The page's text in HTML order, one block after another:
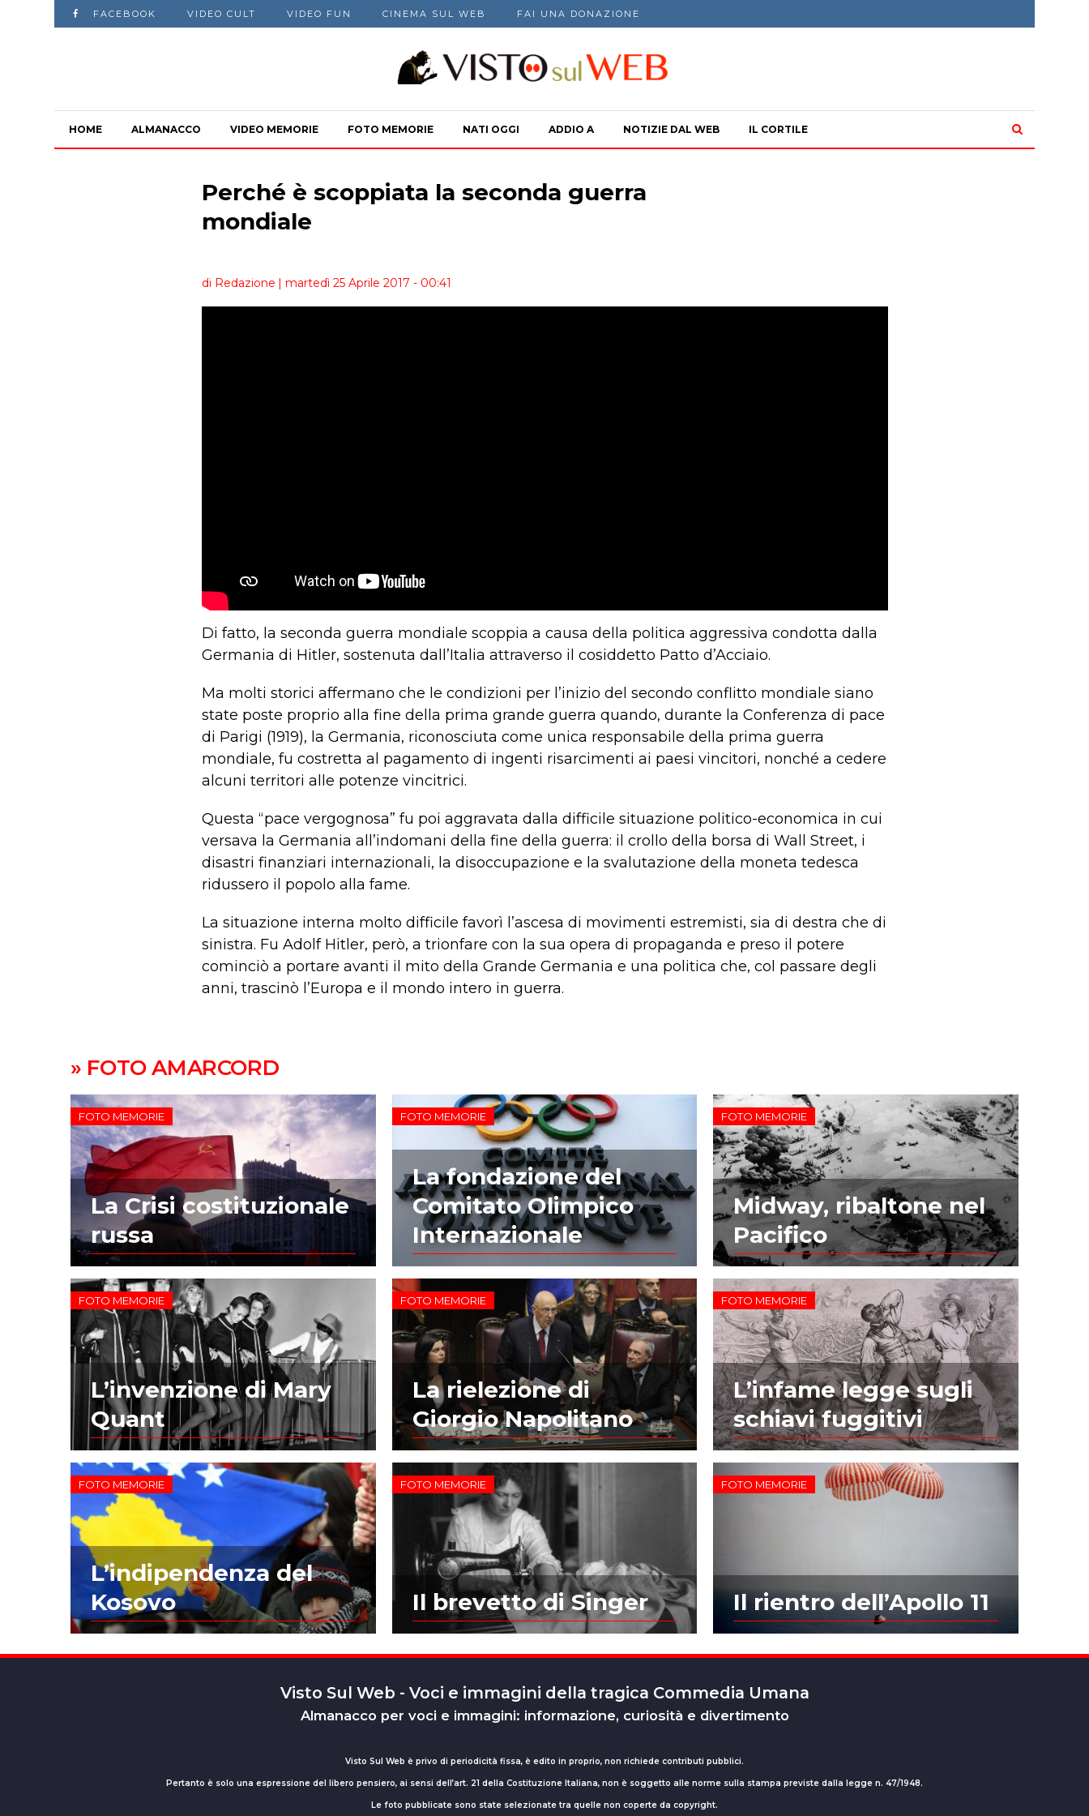
FACEBOOK VIDEO CULT VIDEO FUN CINEMA SUL WEB FAI UNA DONAZIONE
HOME ALMANACCO VIDEO MEMORIE FOTO MEMORIE NATI OGGI ADDIO A NOTIZIE DAL WEB IL CORTILE
Perché è scoppiata la seconda guerra
mondiale
di Redazione | martedì 25 Aprile 2017 - 00:41
Di fatto, la seconda guerra mondiale scoppia a causa della politica aggressiva condotta dalla
Germania di Hitler, sostenuta dall’Italia attraverso il cosiddetto Patto d’Acciaio.
Ma molti storici affermano che le condizioni per l’inizio del secondo conflitto mondiale siano
state poste proprio alla fine della prima grande guerra quando, durante la Conferenza di pace
di Parigi (1919), la Germania, riconosciuta come unica responsabile della prima guerra
mondiale, fu costretta al pagamento di ingenti risarcimenti ai paesi vincitori, nonché a cedere
alcuni territori alle potenze vincitrici.
Questa “pace vergognosa” fu poi aggravata dalla difficile situazione politico-economica in cui
versava la Germania all’indomani della fine della guerra: il crollo della borsa di Wall Street, i
disastri finanziari internazionali, la disoccupazione e la svalutazione della moneta tedesca
ridussero il popolo alla fame.
La situazione interna molto difficile favorì l’ascesa di movimenti estremisti, sia di destra che di
sinistra. Fu Adolf Hitler, però, a trionfare con la sua opera di propaganda e preso il potere
cominciò a portare avanti il mito della Grande Germania e una politica che, col passare degli
anni, trascinò l’Europa e il mondo intero in guerra.
» FOTO AMARCORD
FOTO MEMORIE
La Crisi costituzionale
russa
FOTO MEMORIE
La fondazione del
Comitato Olimpico
Internazionale
FOTO MEMORIE
Midway, ribaltone nel
Pacifico
FOTO MEMORIE
L’invenzione di Mary
Quant
FOTO MEMORIE
La rielezione di
Giorgio Napolitano
FOTO MEMORIE
L’infame legge sugli
schiavi fuggitivi
FOTO MEMORIE
L’indipendenza del
Kosovo
FOTO MEMORIE
Il brevetto di Singer
FOTO MEMORIE
Il rientro dell’Apollo 11
Visto Sul Web - Voci e immagini della tragica Commedia Umana
Almanacco per voci e immagini: informazione, curiosità e divertimento
Visto Sul Web è privo di periodicità fissa, è edito in proprio, non richiede contributi pubblici.
Pertanto è solo una espressione del libero pensiero, ai sensi dell’art. 21 della Costituzione Italiana, non è soggetto alle norme sulla stampa previste dalla legge n. 47/1948.
Le foto pubblicate sono state selezionate tra quelle non coperte da copyright.